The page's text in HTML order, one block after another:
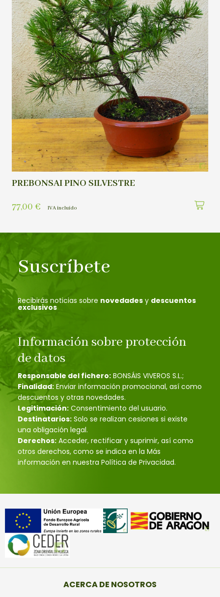
PREBONSAI PINO SILVESTRE
77,00 € IVA incluído
Suscríbete
Recibirás noticias sobre novedades y descuentos
exclusivos
Información sobre protección
de datos
Responsable del fichero: BONSÁIS VIVEROS S.L.;
Finalidad: Enviar información promocional, así como
descuentos y otras novedades.
Legitimación: Consentimiento del usuario.
Destinatarios: Solo se realizan cesiones si existe
una obligación legal.
Derechos: Acceder, rectificar y suprimir, así como
otros derechos, como se indica en la Más
información en nuestra Política de Privacidad.
ACERCA DE NOSOTROS